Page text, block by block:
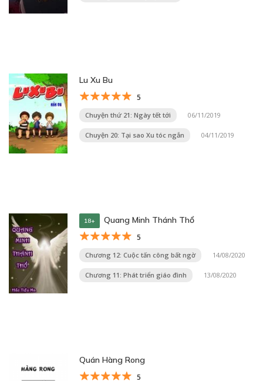
Lu Xu Bu
5
Chuyện thứ 21: Ngày tết tới 06/11/2019
Chuyện 20: Tại sao Xu tóc ngắn 04/11/2019
18+ Quang Minh Thánh Thổ
5
Chương 12: Cuộc tấn công bất ngờ 14/08/2020
Chương 11: Phát triển giáo đình 13/08/2020
Quán Hàng Rong
5